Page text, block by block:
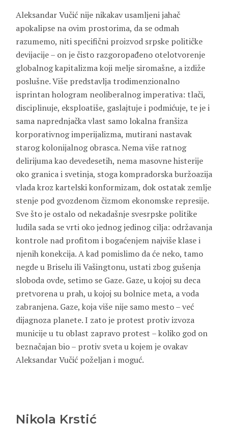
Aleksandar Vučić nije nikakav usamljeni jahač
apokalipse na ovim prostorima, da se odmah
razumemo, niti specifični proizvod srpske političke
devijacije – on je čisto razgoropađeno otelotvorenje
globalnog kapitalizma koji melje siromašne, a izdiže
poslušne. Više predstavlja trodimenzionalno
isprintan hologram neoliberalnog imperativa: tlači,
disciplinuje, eksploatiše, gaslajtuje i podmićuje, te je i
sama naprednjačka vlast samo lokalna franšiza
korporativnog imperijalizma, mutirani nastavak
starog kolonijalnog obrasca. Nema više ratnog
delirijuma kao devedesetih, nema masovne histerije
oko granica i svetinja, stoga kompradorska buržoazija
vlada kroz kartelski konformizam, dok ostatak zemlje
stenje pod gvozdenom čizmom ekonomske represije.
Sve što je ostalo od nekadašnje svesrpske politike
ludila sada se vrti oko jednog jedinog cilja: održavanja
kontrole nad profitom i bogaćenjem najviše klase i
njenih konekcija. A kad pomislimo da će neko, tamo
negde u Briselu ili Vašingtonu, ustati zbog gušenja
sloboda ovde, setimo se Gaze. Gaze, u kojoj su deca
pretvorena u prah, u kojoj su bolnice meta, a voda
zabranjena. Gaze, koja više nije samo mesto – već
dijagnoza planete. I zato je protest protiv izvoza
municije u tu oblast zapravo protest – koliko god on
beznačajan bio – protiv sveta u kojem je ovakav
Aleksandar Vučić poželjan i moguć.
Nikola Krstić